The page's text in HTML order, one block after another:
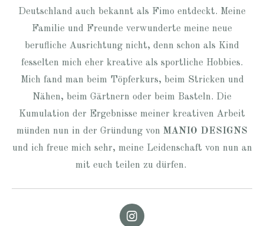
Deutschland auch bekannt als Fimo entdeckt. Meine
Familie und Freunde verwunderte meine neue
berufliche Ausrichtung nicht, denn schon als Kind
fesselten mich eher kreative als sportliche Hobbies.
Mich fand man beim Töpferkurs, beim Stricken und
Nähen, beim Gärtnern oder beim Basteln. Die
Kumulation der Ergebnisse meiner kreativen Arbeit
münden nun in der Gründung von MANIO DESIGNS
und ich freue mich sehr, meine Leidenschaft von nun an
mit euch teilen zu dürfen.
I